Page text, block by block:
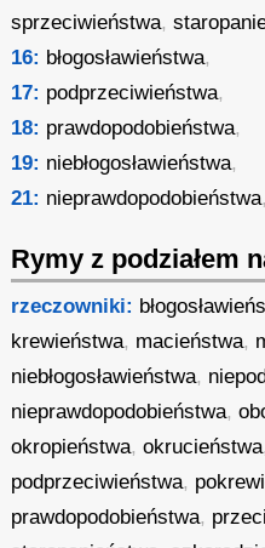
sprzeciwieństwa,
16: błogosławieństwa,
17: podprzeciwieństwa,
18: prawdopodobieństwa,
19: niebłogosławieństwa,
21: nieprawdopodobieństwa,
Rymy z podziałem
rzeczowniki:
krewieństwa, macieństwa,
niebłogosławieństwa,
nieprawdopodobieństwa,
okropieństwa,okrucieństwa,
podprzeciwieństwa,
prawdopodobieństwa,